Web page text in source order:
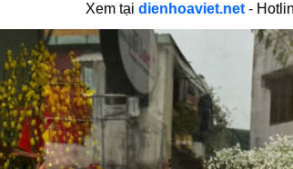
Xem tạidienhoaviet.net -